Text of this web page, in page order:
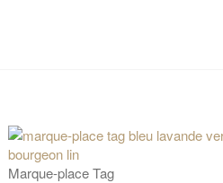
Marque-place Tag